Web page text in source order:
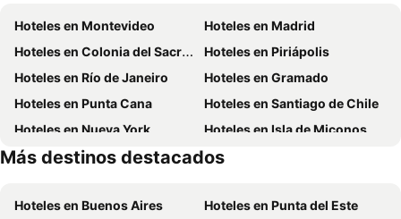
Hoteles en Montevideo
Hoteles en Madrid
Hoteles en Colonia del Sacramento
Hoteles en Piriápolis
Hoteles en Río de Janeiro
Hoteles en Gramado
Hoteles en Punta Cana
Hoteles en Santiago de Chile
Hoteles en Nueva York
Hoteles en Isla de Miconos
Hoteles en Maldonado
Hoteles en Uruguay
Más destinos destacados
Hoteles en Buenos Aires
Hoteles en Punta del Este